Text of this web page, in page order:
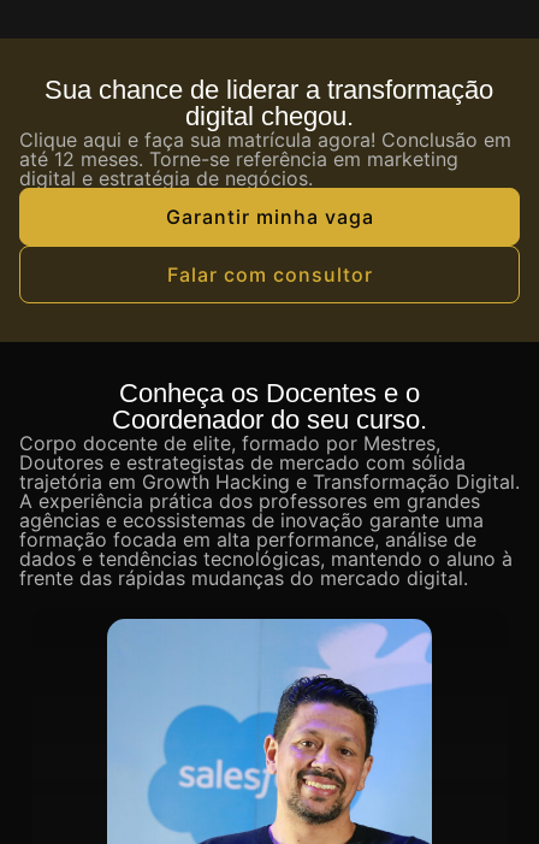
Sua chance de liderar a transformação
digital chegou.
Clique aqui e faça sua matrícula agora! Conclusão em
até 12 meses. Torne-se referência em marketing
digital e estratégia de negócios.
Garantir minha vaga
Falar com consultor
Conheça os Docentes e o
Coordenador do seu curso.
Corpo docente de elite, formado por Mestres,
Doutores e estrategistas de mercado com sólida
trajetória em Growth Hacking e Transformação Digital.
A experiência prática dos professores em grandes
agências e ecossistemas de inovação garante uma
formação focada em alta performance, análise de
dados e tendências tecnológicas, mantendo o aluno à
frente das rápidas mudanças do mercado digital.